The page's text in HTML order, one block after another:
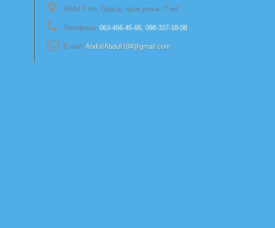
Abdul 7 km, Одеса, пром ринок "7 км"
Телефоны: 063-466-45-66, 098-337-18-08
E-mail: AbdullAbdull184@gmail.com